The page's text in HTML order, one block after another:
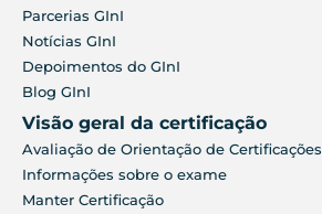
Parcerias GInI
Notícias GInI
Depoimentos do GInI
Blog GInI
Visão geral da certificação
Avaliação de Orientação de Certificações
Informações sobre o exame
Manter Certificação